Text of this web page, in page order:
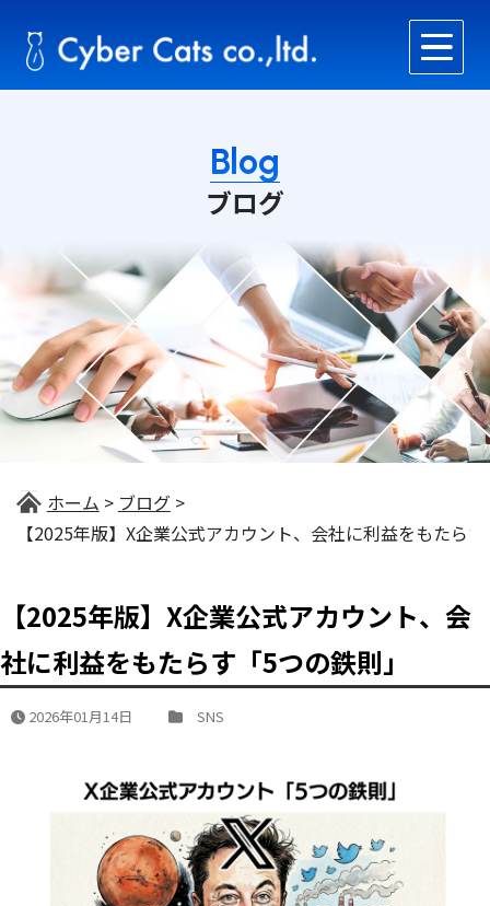
Blog
ブログ
ホーム
ブログ
【2025年版】X企業公式アカウント、会社に利益をもたら
【2025年版】X企業公式アカウント、会
社に利益をもたらす「5つの鉄則」
2026年01月14日 SNS